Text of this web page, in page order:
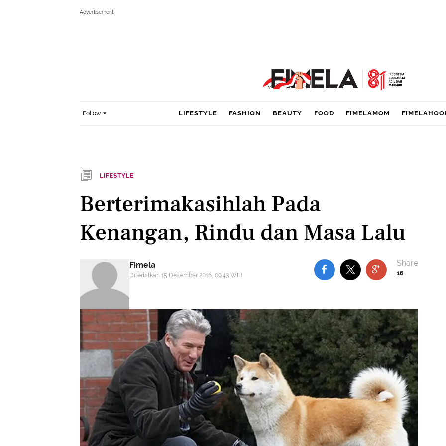
Follow LIFESTYLE FASHION BEAUTY FOOD FIMELAMOM
LIFESTYLE
Berterimakasihlah Pada
Kenangan, Rindu dan Masa Lalu
Fimela
Diterbitkan 15 Desember 2016, 09:43 WIB 16